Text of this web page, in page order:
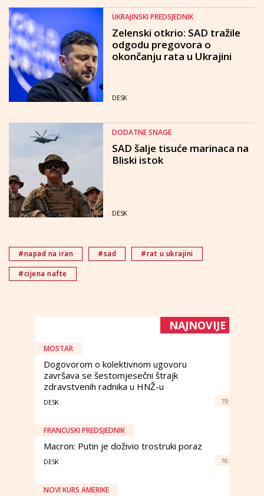
UKRAJINSKI PREDSJEDNIK
Zelenski otkrio: SAD tražile
odgodu pregovora o
okončanju rata u Ukrajini
DESK
DODATNE SNAGE
SAD šalje tisuće marinaca na
Bliski istok
DESK
#napad na iran #sad
#rat u ukrajini
#cijena nafte
NAJNOVIJE
MOSTAR
Dogovorom o kolektivnom ugovoru
završava se šestomjesečni štrajk
zdravstvenih radnika u HNŽ-u
DESK 19:
FRANCUSKI PREDSJEDNIK
Macron: Putin je doživio trostruki poraz
DESK 16:
NOVI KURS AMERIKE